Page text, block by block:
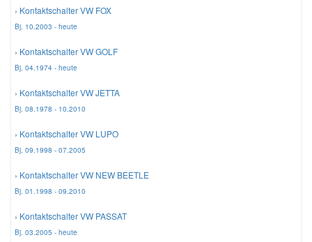
› Kontaktschalter VW FOX
Bj. 10.2003 - heute
› Kontaktschalter VW GOLF
Bj. 04.1974 - heute
› Kontaktschalter VW JETTA
Bj. 08.1978 - 10.2010
› Kontaktschalter VW LUPO
Bj. 09.1998 - 07.2005
› Kontaktschalter VW NEW BEETLE
Bj. 01.1998 - 09.2010
› Kontaktschalter VW PASSAT
Bj. 03.2005 - heute
Mini Ersatzteile
Mitsubishi Ersatzteile
Nissan Ersatzteile
Porsche Ersatzteile
Seat Ersatzteile
Skoda Ersatzteile